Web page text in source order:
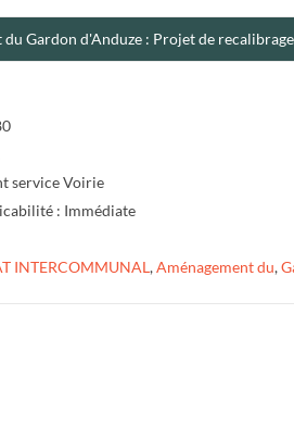
Gardon d'Anduze : Projet de
service Voirie
: Immédiate
INTERCOMMUNAL,Aménagement du,